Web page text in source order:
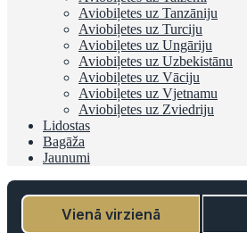
Aviobiļetes uz Tanzāniju
Aviobiļetes uz Turciju
Aviobiļetes uz Ungāriju
Aviobiļetes uz Uzbekistānu
Aviobiļetes uz Vāciju
Aviobiļetes uz Vjetnamu
Aviobiļetes uz Zviedriju
Lidostas
Bagāža
Jaunumi
Vienā virzienā